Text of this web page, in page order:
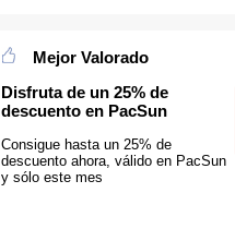
Mejor Valorado
Disfruta de un 25% de
descuento en PacSun
Consigue hasta un 25% de
descuento ahora, válido en PacSun
y sólo este mes